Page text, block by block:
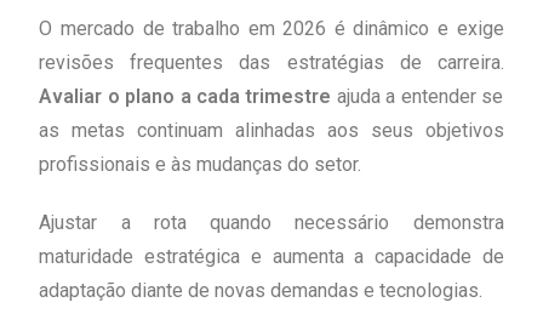
O mercado de trabalho em 2026 é dinâmico e exige
revisões frequentes das estratégias de carreira.
Avaliar o plano a cada trimestre ajuda a entender se
as metas continuam alinhadas aos seus objetivos
profissionais e às mudanças do setor.
Ajustar a rota quando necessário demonstra
maturidade estratégica e aumenta a capacidade de
adaptação diante de novas demandas e tecnologias.